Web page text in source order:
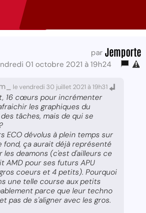
par Jemporte
01 octobre 2021 à 19h24
le vendredi 30 juillet 2021 à 19h31
16 cœurs pour incrémenter
les graphiques du
tâches, mais de qui se
ECO dévolus à plein temps sur
fond, ça aurait déjà représenté
les deamons (c'est d'ailleurs ce
AMD pour ses futurs APU
coeurs et 4 petits). Pourquoi
une telle course aux petits
parce que leur techno
pas de s'aligner avec les gros.